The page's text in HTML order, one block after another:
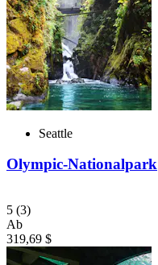
Seattle
Olympic-Nationalpark
5 (3)
Ab
319,69 $